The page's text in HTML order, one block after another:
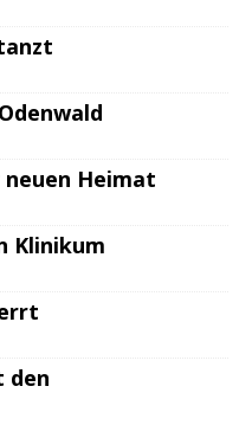
Heimat
Klinikum
den